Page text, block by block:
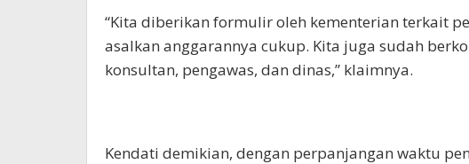
“Kita diberikan formulir oleh kementerian terkait
asalkan anggarannya cukup. Kita juga sudah
konsultan, pengawas, dan dinas,” klaimnya.
Kendati demikian, dengan perpanjangan waktu